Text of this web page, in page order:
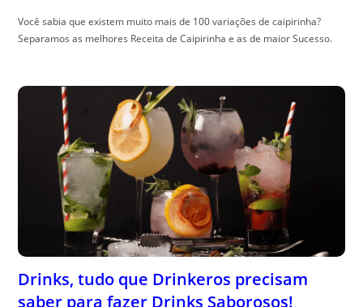
Você sabia que existem muito mais de 100 variações de caipirinha?
Separamos as melhores Receita de Caipirinha e as de maior Sucesso.
Drinks, tudo que Drinkeros precisam
saber para fazer Drinks Saborosos!